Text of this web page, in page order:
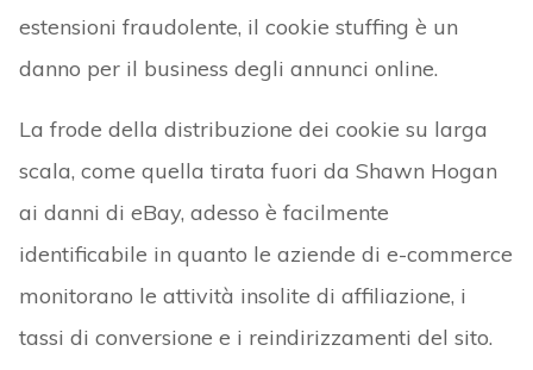
estensioni fraudolente, il cookie stuffing è un
danno per il business degli annunci online.
La frode della distribuzione dei cookie su larga
scala, come quella tirata fuori da Shawn Hogan
ai danni di eBay, adesso è facilmente
identificabile in quanto le aziende di e-commerce
monitorano le attività insolite di affiliazione, i
tassi di conversione e i reindirizzamenti del sito.